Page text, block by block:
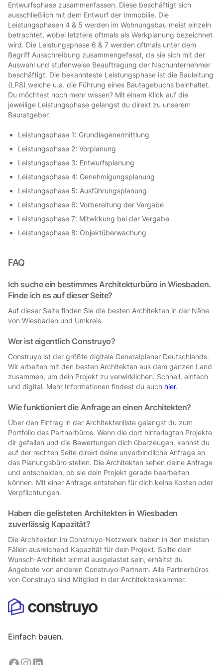
Entwurfsphase zusammenfassen. Diese beschäftigt sich
ausschließlich mit dem Entwurf der Immobilie. Die
Leistungsphasen 4 & 5 werden im Wohnungsbau meist einzeln
betrachtet, wobei letztere oftmals als Werkplanung bezeichnet
wird. Die Leistungsphase 6 & 7 werden oftmals unter dem
Begriff Ausschreibung zusammengefasst, da sie sich mit der
Auswahl und stufenweise Beauftragung der Nachunternehmer
beschäftigt. Die bekannteste Leistungsphase ist die Bauleitung
(LP8) welche u.a. die Führung eines Bautagebuchs beinhaltet.
Du möchtest noch mehr wissen? Mit einem Klick auf die
jeweilige Leistungsphase gelangst du direkt zu unserem
Bauratgeber.
Leistungsphase 1: Grundlagenermittlung
Leistungsphase 2: Vorplanung
Leistungsphase 3: Entwurfsplanung
Leistungsphase 4: Genehmigungsplanung
Leistungsphase 5: Ausführungsplanung
Leistungsphase 6: Vorbereitung der Vergabe
Leistungsphase 7: Mitwirkung bei der Vergabe
Leistungsphase 8: Objektüberwachung
FAQ
Ich suche ein bestimmes Architekturbüro in Wiesbaden.
Finde ich es auf dieser Seite?
Auf dieser Seite finden Sie die besten Architekten in der Nähe
von Wiesbaden und Umkreis.
Wer ist eigentlich Construyo?
Construyo ist der größte digitale Generalplaner Deutschlands.
Wir arbeiten mit den besten Architekten aus dem ganzen Land
zusammen, um dein Projekt zu verwirklichen. Schnell, einfach
und digital. Mehr Informationen findest du auch hier.
Wie funktioniert die Anfrage an einen Architekten?
Über den Eintrag in der Architektenliste gelangst du zum
Portfolio des Partnerbüros. Wenn die dort hinterlegten Projekte
dir gefallen und die Bewertungen dich überzeugen, kannst du
auf der rechten Seite direkt deine unverbindliche Anfrage an
das Planungsbüro stellen. Die Architekten sehen deine Anfrage
und entscheiden, ob sie dein Projekt gerade bearbeiten
können. Mit einer Anfrage entstehen für dich keine Kosten oder
Verpflichtungen.
Haben die gelisteten Architekten in Wiesbaden
zuverlässig Kapazität?
Die Architekten im Construyo-Netzwerk haben in den meisten
Fällen ausreichend Kapazität für dein Projekt. Sollte dein
Wunsch-Architekt einmal ausgelastet sein, erhältst du
Angebote von anderen Construyo-Partnern. Alle Partnerbüros
von Construyo sind Mitglied in der Architektenkammer.
Einfach bauen.